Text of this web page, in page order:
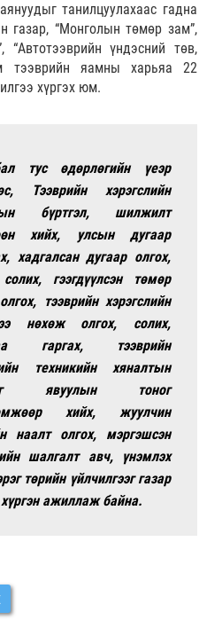
танилцуулахаас гадна
“Монголын төмөр зам”,
“Автотээврийн үндэсний төв,
тээврийн яамны харьяа 22
хүргэх юм.
тус өдөрлөгийн үеэр
Тээврийн хэрэгслийн
бүртгэл, шилжилт
хийх, улсын дугаар
хадгалсан дугаар олгох,
гээгдүүлсэн төмөр
тээврийн хэрэгслийн
нөхөж олгох, солих,
гаргах, тээврийн
техникийн хяналтын
явуулын тоног
хийх, жуулчин
наалт олгох, мэргэшсэн
шалгалт авч, үнэмлэх
төрийн үйлчилгээг газар
ажиллаж байна.